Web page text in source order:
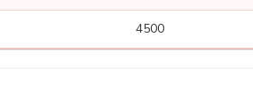
4500